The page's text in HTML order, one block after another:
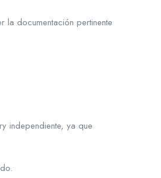
documentación pertinente
independiente, ya que